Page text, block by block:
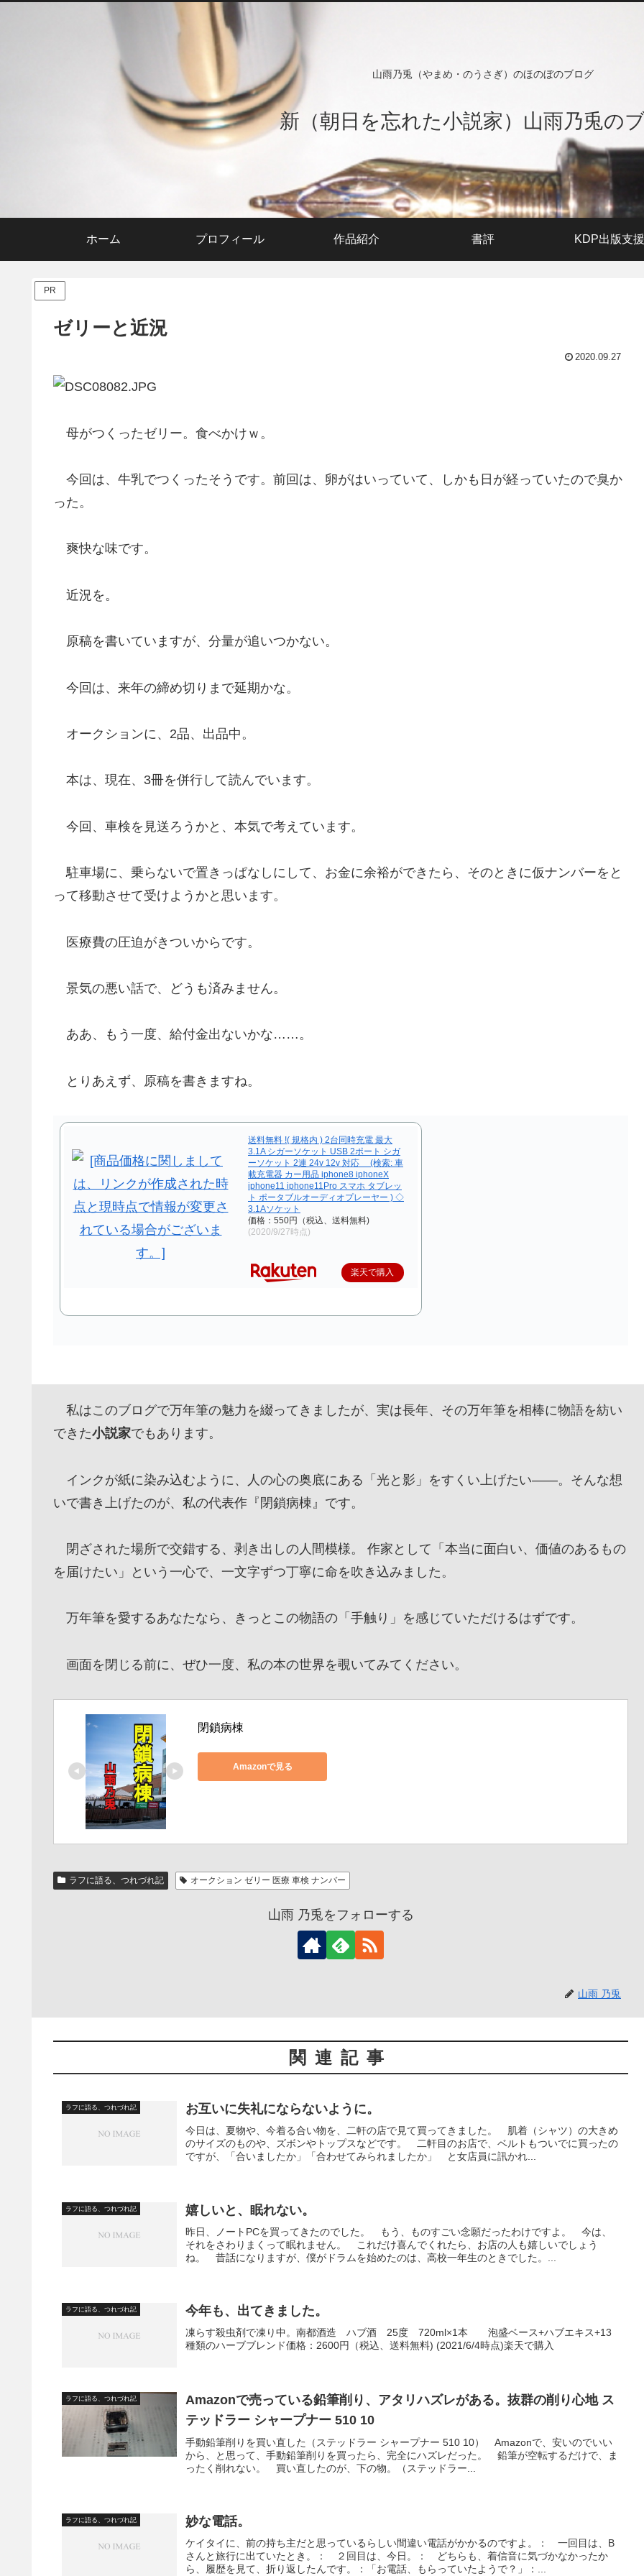
山雨乃兎（やまめ・のうさぎ）のほのぼのブログ
新（朝日を忘れた小説家）山雨乃兎の
ホーム プロフィール 作品紹介 書評 KDP出版支援
PR
ゼリーと近況
2020.09.27
母がつくったゼリー。食べかけｗ。
今回は、牛乳でつくったそうです。前回は、卵がはいっていて、しかも日が経っていたので臭か
った。
爽快な味です。
近況を。
原稿を書いていますが、分量が追いつかない。
今回は、来年の締め切りまで延期かな。
オークションに、2品、出品中。
本は、現在、3冊を併行して読んでいます。
今回、車検を見送ろうかと、本気で考えています。
駐車場に、乗らないで置きっぱなしにして、お金に余裕ができたら、そのときに仮ナンバーをと
って移動させて受けようかと思います。
医療費の圧迫がきついからです。
景気の悪い話で、どうも済みません。
ああ、もう一度、給付金出ないかな……。
とりあえず、原稿を書きますね。
送料無料 !( 規格内 ) 2台同時充電 最大
3.1A シガーソケット USB 2ポート シガ
ーソケット 2連 24v 12v 対応 (検索: 車
載充電器 カー用品 iphone8 iphoneX
iphone11 iphone11Pro スマホ タブレッ
ト ポータブルオーディオプレーヤー ) ◇
3.1Aソケット
価格：550円（税込、送料無料)
(2020/9/27時点)
楽天で購入
私はこのブログで万年筆の魅力を綴ってきましたが、実は長年、その万年筆を相棒に物語を紡い
できた小説家でもあります。
インクが紙に染み込むように、人の心の奥底にある「光と影」をすくい上げたい——。そんな想
いで書き上げたのが、私の代表作『閉鎖病棟』です。
閉ざされた場所で交錯する、剥き出しの人間模様。 作家として「本当に面白い、価値のあるもの
を届けたい」という一心で、一文字ずつ丁寧に命を吹き込みました。
万年筆を愛するあなたなら、きっとこの物語の「手触り」を感じていただけるはずです。
画面を閉じる前に、ぜひ一度、私の本の世界を覗いてみてください。
閉鎖病棟
Amazonで見る
ラフに語る、つれづれ記 オークション ゼリー 医療 車検 ナンバー
山雨 乃兎をフォローする
山雨 乃兎
関連記事
ラフに語る、つれづれ記 お互いに失礼にならないように。
今日は、夏物や、今着る合い物を、二軒の店で見て買ってきました。 肌着（シャツ）の大きめ
のサイズのものや、ズボンやトップスなどです。 二軒目のお店で、ベルトもついでに買ったの
ですが、「合いましたか」「合わせてみられましたか」 と女店員に訊かれ...
ラフに語る、つれづれ記 嬉しいと、眠れない。
昨日、ノートPCを買ってきたのでした。 もう、ものすごい念願だったわけですよ。 今は、
それをさわりまくって眠れません。 これだけ喜んでくれたら、お店の人も嬉しいでしょう
ね。 昔話になりますが、僕がドラムを始めたのは、高校一年生のときでした。...
ラフに語る、つれづれ記 今年も、出てきました。
凍らす殺虫剤で凍り中。南都酒造 ハブ酒 25度 720ml×1本 泡盛ベース+ハブエキス+13
種類のハーブブレンド価格：2600円（税込、送料無料) (2021/6/4時点)楽天で購入
ラフに語る、つれづれ記
Amazonで売っている鉛筆削り、アタリハズレがある。抜群の削り心地 ス
テッドラー シャープナー 510 10
手動鉛筆削りを買い直した（ステッドラー シャープナー 510 10） Amazonで、安いのでいい
から、と思って、手動鉛筆削りを買ったら、完全にハズレだった。 鉛筆が空転するだけで、ま
ったく削れない。 買い直したのが、下の物。（ステッドラー...
ラフに語る、つれづれ記 妙な電話。
ケイタイに、前の持ち主だと思っているらしい間違い電話がかかるのですよ。： 一回目は、B
さんと旅行に出ていたとき。： ２回目は、今日。： どちらも、着信音に気づかなかったか
ら、履歴を見て、折り返したんです。：「お電話、もらっていたようで？」：...